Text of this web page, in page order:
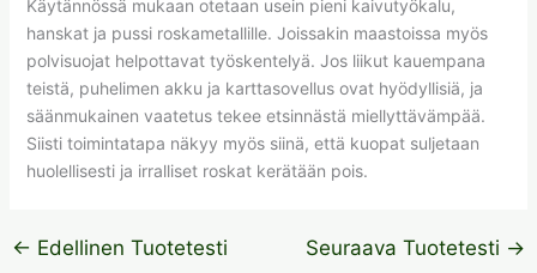
Käytännössä mukaan otetaan usein pieni kaivutyökalu,
hanskat ja pussi roskametallille. Joissakin maastoissa myös
polvisuojat helpottavat työskentelyä. Jos liikut kauempana
teistä, puhelimen akku ja karttasovellus ovat hyödyllisiä, ja
säänmukainen vaatetus tekee etsinnästä miellyttävämpää.
Siisti toimintatapa näkyy myös siinä, että kuopat suljetaan
huolellisesti ja irralliset roskat kerätään pois.
← Edellinen Tuotetesti Seuraava Tuotetesti →